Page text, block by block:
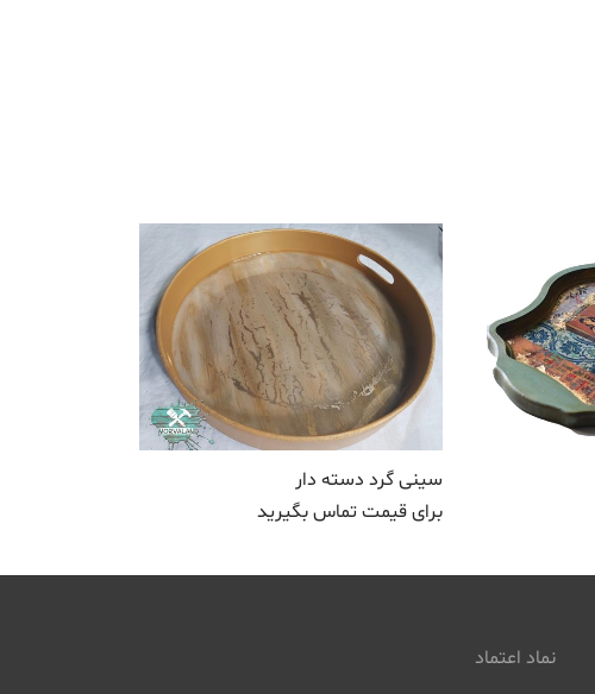
سینی گرد دسته دار
برای قیمت تماس بگیرید
نماد اعتماد